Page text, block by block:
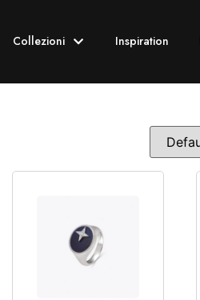
Collezioni Inspiration